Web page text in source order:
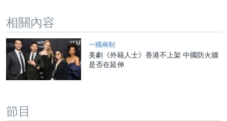
相關內容
一國兩制
美劇《外籍人士》香港不上架 中國防火牆
是否在延伸
節目